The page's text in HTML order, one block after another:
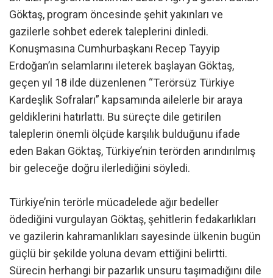
Göktaş, program öncesinde şehit yakınları ve
gazilerle sohbet ederek taleplerini dinledi.
Konuşmasına Cumhurbaşkanı Recep Tayyip
Erdoğan’ın selamlarını ileterek başlayan Göktaş,
geçen yıl 18 ilde düzenlenen “Terörsüz Türkiye
Kardeşlik Sofraları” kapsamında ailelerle bir araya
geldiklerini hatırlattı. Bu süreçte dile getirilen
taleplerin önemli ölçüde karşılık bulduğunu ifade
eden Bakan Göktaş, Türkiye’nin terörden arındırılmış
bir geleceğe doğru ilerlediğini söyledi.
Türkiye’nin terörle mücadelede ağır bedeller
ödediğini vurgulayan Göktaş, şehitlerin fedakarlıkları
ve gazilerin kahramanlıkları sayesinde ülkenin bugün
güçlü bir şekilde yoluna devam ettiğini belirtti.
Sürecin herhangi bir pazarlık unsuru taşımadığını dile